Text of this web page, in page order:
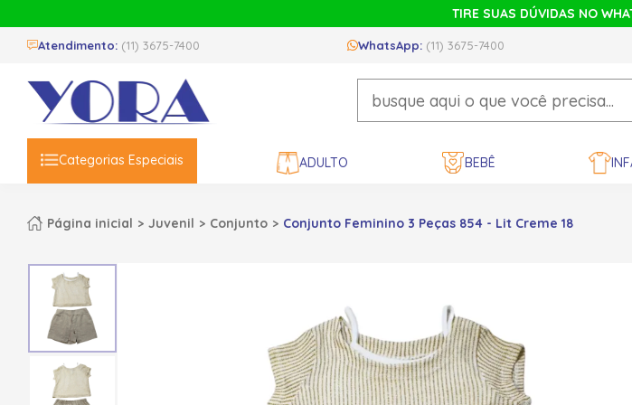
TIRE SUAS DÚVIDAS NO
Atendimento: (11) 3675-7400 WhatsApp: (11) 3675-7400
Categorias Especiais ADULTO BEBÊ
Página inicial Juvenil Conjunto Conjunto Feminino 3 Peças 854 - Lit Creme 18